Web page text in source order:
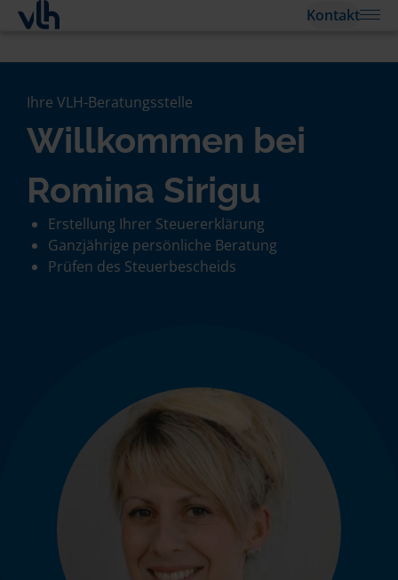
Kontakt
Ihre VLH-Beratungsstelle
Willkommen bei
Romina Sirigu
Erstellung Ihrer Steuererklärung
Ganzjährige persönliche Beratung
Prüfen des Steuerbescheids